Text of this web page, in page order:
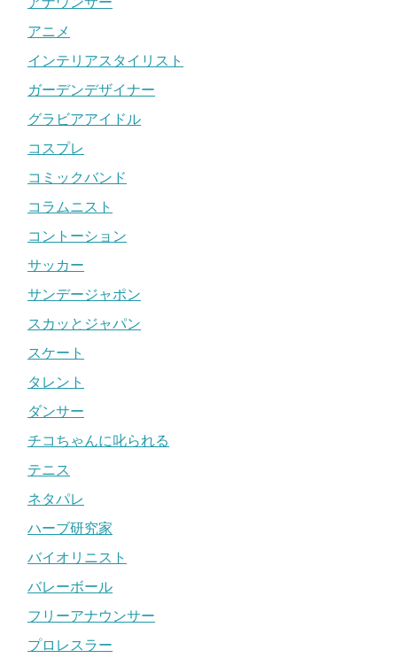
アニメ
インテリアスタイリスト
ガーデンデザイナー
グラビアアイドル
コスプレ
コミックバンド
コラムニスト
コントーション
サッカー
サンデージャポン
スカッとジャパン
スケート
タレント
ダンサー
チコちゃんに叱られる
テニス
ネタパレ
ハーブ研究家
バイオリニスト
バレーボール
フリーアナウンサー
プロレスラー